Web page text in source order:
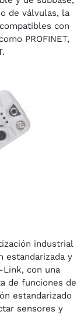
de válvulas, la
con
PROFINET,
industrial
estandarizada y
con una
de funciones de
estandarizado
sensores y